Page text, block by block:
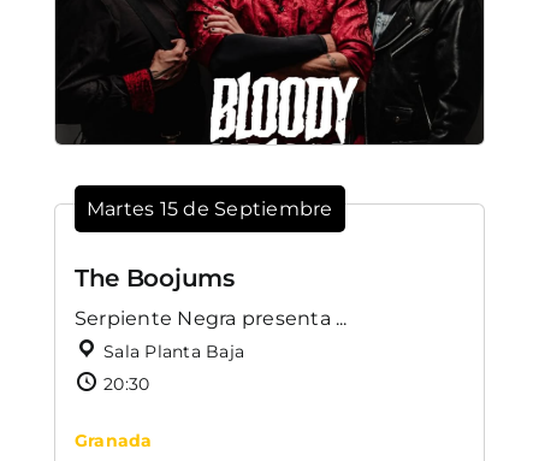
Martes 15 de Septiembre
The Boojums
Serpiente Negra presenta ...
Sala Planta Baja
20:30
Granada